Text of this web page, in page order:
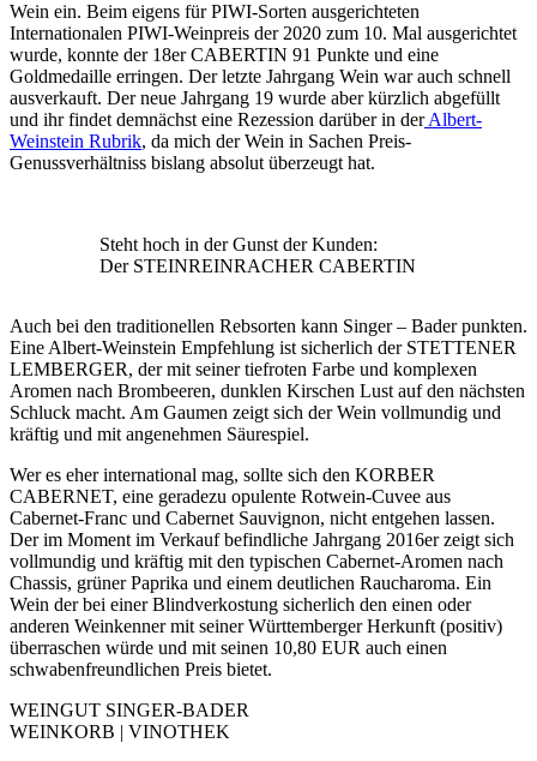
natürlich
gearbeitet
Wein ein. Beim eigens für PIWI-Sorten ausgerichteten
Internationalen PIWI-Weinpreis der 2020 zum 10. Mal ausgerichtet
wurde, konnte der 18er CABERTIN 91 Punkte und eine
Goldmedaille erringen. Der letzte Jahrgang Wein war auch schnell
ausverkauft. Der neue Jahrgang 19 wurde aber kürzlich abgefüllt
und ihr findet demnächst eine Rezession darüber in derAlbert-
Weinstein Rubrik, da mich der Wein in Sachen Preis-
Genussverhältniss bislang absolut überzeugt hat.
Steht hoch in der Gunst der Kunden:
Der STEINREINRACHER CABERTIN
Auch bei den traditionellen Rebsorten kann Singer – Bader punkten.
Eine Albert-Weinstein Empfehlung ist sicherlich der STETTENER
LEMBERGER, der mit seiner tiefroten Farbe und komplexen
Aromen nach Brombeeren, dunklen Kirschen Lust auf den nächsten
Schluck macht. Am Gaumen zeigt sich der Wein vollmundig und
kräftig und mit angenehmen Säurespiel.
Wer es eher international mag, sollte sich den KORBER
CABERNET, eine geradezu opulente Rotwein-Cuvee aus
Cabernet-Franc und Cabernet Sauvignon, nicht entgehen lassen.
Der im Moment im Verkauf befindliche Jahrgang 2016er zeigt sich
vollmundig und kräftig mit den typischen Cabernet-Aromen nach
Chassis, grüner Paprika und einem deutlichen Raucharoma. Ein
Wein der bei einer Blindverkostung sicherlich den einen oder
anderen Weinkenner mit seiner Württemberger Herkunft (positiv)
überraschen würde und mit seinen 10,80 EUR auch einen
schwabenfreundlichen Preis bietet.
WEINGUT SINGER-BADER
WEINKORB | VINOTHEK